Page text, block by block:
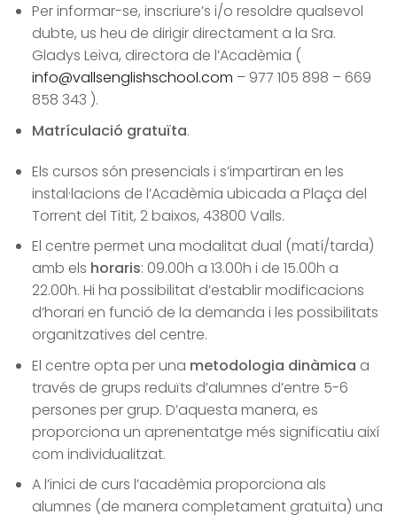
Per informar-se, inscriure’s i/o resoldre qualsevol
dubte, us heu de dirigir directament a la Sra.
Gladys Leiva, directora de l’Acadèmia (
info@vallsenglishschool.com – 977 105 898 – 669
858 343 ).
Matrículació gratuïta.
Els cursos són presencials i s’impartiran en les
instal·lacions de l’Acadèmia ubicada a Plaça del
Torrent del Titit, 2 baixos, 43800 Valls.
El centre permet una modalitat dual (matí/tarda)
amb els horaris: 09.00h a 13.00h i de 15.00h a
22.00h. Hi ha possibilitat d’establir modificacions
d’horari en funció de la demanda i les possibilitats
organitzatives del centre.
El centre opta per una metodologia dinàmica a
través de grups reduïts d’alumnes d’entre 5-6
persones per grup. D’aquesta manera, es
proporciona un aprenentatge més significatiu així
com individualitzat.
A l’inici de curs l’acadèmia proporciona als
alumnes (de manera completament gratuïta) una